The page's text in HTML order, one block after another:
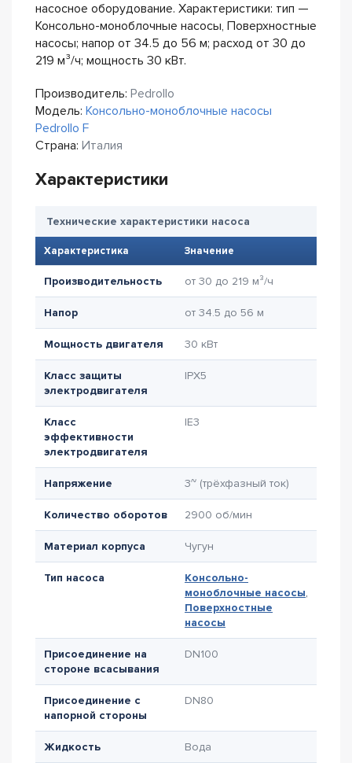
насосное оборудование. Характеристики: тип —
Консольно-моноблочные насосы, Поверхностные
насосы; напор от 34.5 до 56 м; расход от 30 до
219 м³/ч; мощность 30 кВт.
Производитель: Pedrollo
Модель: Консольно-моноблочные насосы
Pedrollo F
Страна: Италия
Характеристики
Технические характеристики насоса
Характеристика Значение
Производительность от 30 до 219 м³/ч
Напор от 34.5 до 56 м
Мощность двигателя 30 кВт
Класс защиты
электродвигателя
IPX5
Класс
эффективности
электродвигателя
IE3
Напряжение 3~ (трёхфазный ток)
Количество оборотов 2900 об/мин
Материал корпуса Чугун
Тип насоса
Консольно-
моноблочные насосы,
Поверхностные
насосы
Присоединение на
стороне всасывания
DN100
Присоединение с
напорной стороны
DN80
Жидкость Вода